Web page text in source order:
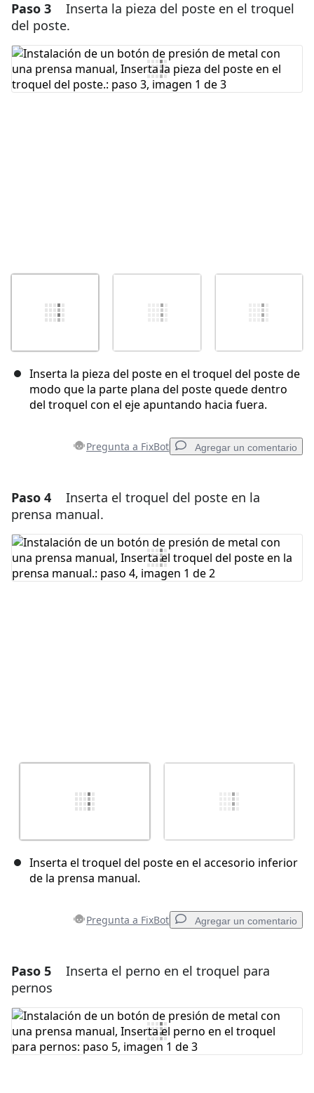
Agregar un comentario
Agregar Comentario
Paso 3
Inserta la pieza del poste en el troquel
del poste.
Inserta la pieza del poste en el troquel del poste de
modo que la parte plana del poste quede dentro
del troquel con el eje apuntando hacia fuera.
Pregunta a FixBot Agregar un comentario
Agregar un comentario
Agregar Comentario
Paso 4
Inserta el troquel del poste en la
prensa manual.
Inserta el troquel del poste en el accesorio inferior
de la prensa manual.
Pregunta a FixBot Agregar un comentario
Agregar un comentario
Agregar Comentario
Paso 5
Inserta el perno en el troquel para
pernos